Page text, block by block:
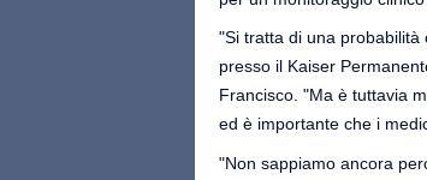
"Si tratta di una
presso il Kaiser
Francisco. "Ma è tuttavia
ed è importante che i
"Non sappiamo ancora